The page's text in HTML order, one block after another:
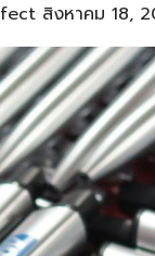
สิงหาคม 18,